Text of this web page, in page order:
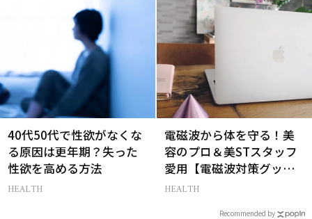
40代50代で性欲がなくな
る原因は更年期？失った
性欲を高める方法
HEALTH
電磁波から体を守る！美
容のプロ＆美STスタッフ
愛用【電磁波対策グッ
ズ】13選
HEALTH
Recommended by